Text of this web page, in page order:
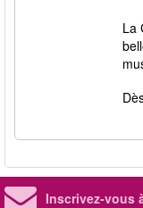
La
Inscrivez-vous